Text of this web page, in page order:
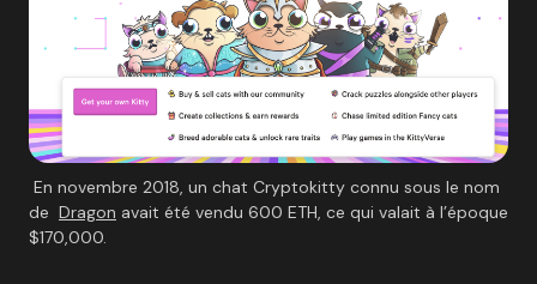
En novembre 2018, un chat Cryptokitty connu sous le nom
de Dragon avait été vendu 600 ETH, ce qui valait à l’époque
$170,000.